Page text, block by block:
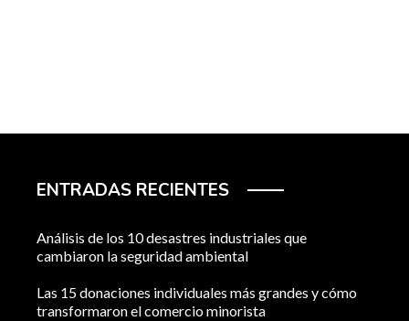
ENTRADAS RECIENTES
Análisis de los 10 desastres industriales que
cambiaron la seguridad ambiental
Las 15 donaciones individuales más grandes y cómo
transformaron el comercio minorista